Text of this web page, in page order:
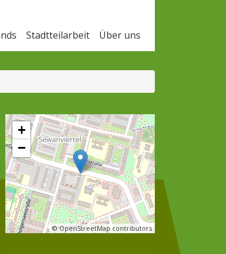
Stadtteilarbeit Über uns
+
−
© OpenStreetMap contributors